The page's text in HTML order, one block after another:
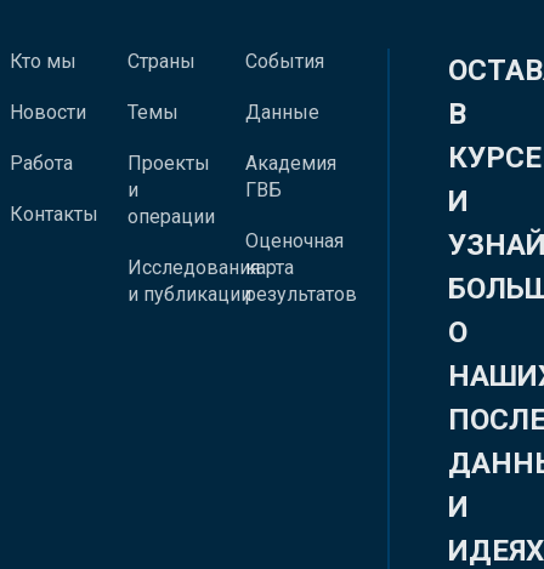
Кто мы
Новости
Работа
Контакты
Страны
Темы
Проекты
и
операции
Исследования
и публикации
События
Данные
Академия
ГВБ
Оценочная
карта
результатов
В
КУРСЕ
И
О
И
ИДЕЯХ